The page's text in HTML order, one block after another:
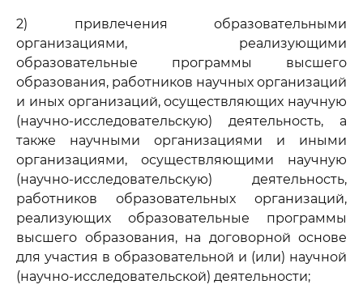
2) привлечения образовательными
организациями, реализующими
образовательные программы высшего
образования, работников научных организаций
и иных организаций, осуществляющих научную
(научно-исследовательскую) деятельность, а
также научными организациями и иными
организациями, осуществляющими научную
(научно-исследовательскую) деятельность,
работников образовательных организаций,
реализующих образовательные программы
высшего образования, на договорной основе
для участия в образовательной и (или) научной
(научно-исследовательской) деятельности;